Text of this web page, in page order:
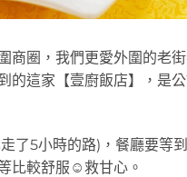
商圈，我們更愛外圍的老
的這家【壹廚飯店】，是
了5小時的路)，餐廳要等
比較舒服☺️救甘心。